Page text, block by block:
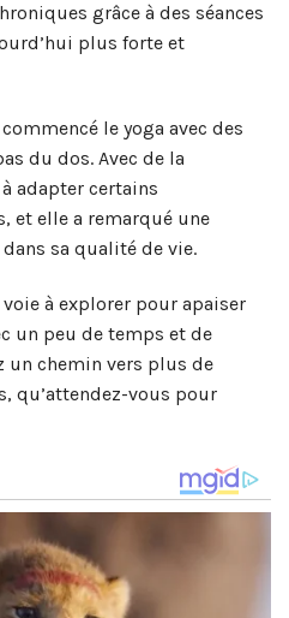
grâce à des séances
plus forte et
le yoga avec des
du dos. Avec de la
adapter certains
et elle a remarqué une
sa qualité de vie.
à explorer pour apaiser
un peu de temps et de
un chemin vers plus de
qu’attendez-vous pour